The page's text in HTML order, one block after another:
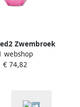
Zwembroek
Pink Dames
webshop
€ 74,82